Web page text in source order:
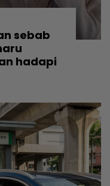
sebab
hadapi